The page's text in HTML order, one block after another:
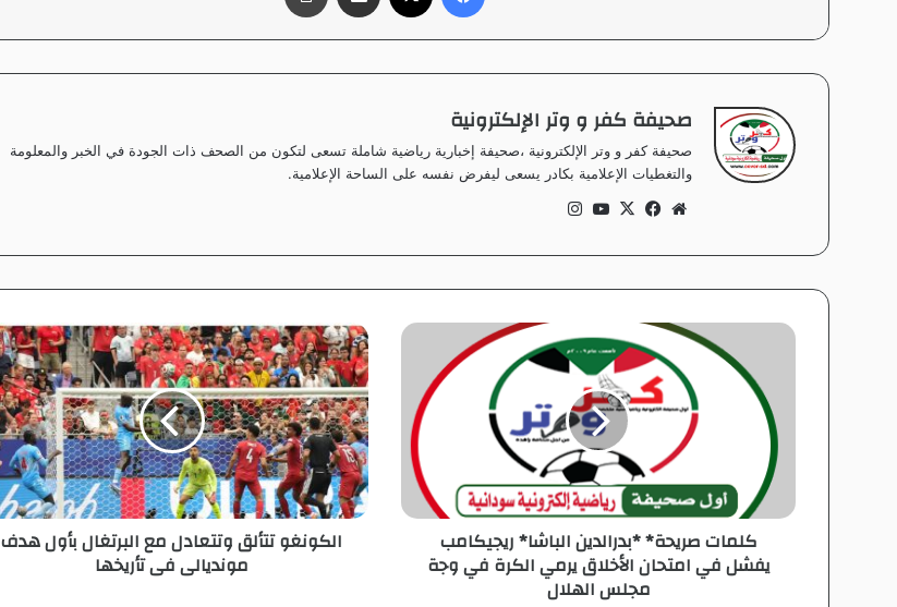
صحيفة كفر و وتر الإلكترونية
صحيفة كفر و وتر الإلكترونية ،صحيفة إخبارية رياضية شاملة تسعى لتكون من الصحف ذات الجودة في الخبر والمعلومة
والتغطيات الإعلامية بكادر يسعى ليفرض نفسه على الساحة الإعلامية.
موق
الوي
ب
في
وك
‫X
‫Yo
ub
e
ام
ك
ح
كلمات صريحة* *بدرالدين الباشا* ريجيكامب
يفشل في امتحان الأخلاق يرمي الكرة في وجة
مجلس الهلال
ا
ل
ك
و
ن
غ
و
ت
ت
الكونغو تتألق وتتعادل مع البرتغال بأول هدف
مونديالى فى تأريخها